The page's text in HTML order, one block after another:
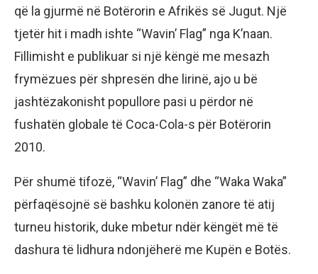
që la gjurmë në Botërorin e Afrikës së Jugut. Një
tjetër hit i madh ishte “Wavin’ Flag” nga K’naan.
Fillimisht e publikuar si një këngë me mesazh
frymëzues për shpresën dhe lirinë, ajo u bë
jashtëzakonisht popullore pasi u përdor në
fushatën globale të Coca-Cola-s për Botërorin
2010.
Për shumë tifozë, “Wavin’ Flag” dhe “Waka Waka”
përfaqësojnë së bashku kolonën zanore të atij
turneu historik, duke mbetur ndër këngët më të
dashura të lidhura ndonjëherë me Kupën e Botës.